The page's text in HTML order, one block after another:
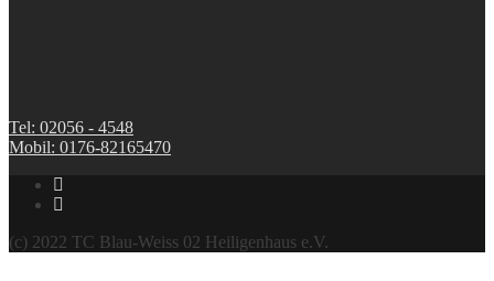
Tel: 02056 - 4548
Mobil: 0176-82165470
(c) 2022 TC Blau-Weiss 02 Heiligenhaus e.V.